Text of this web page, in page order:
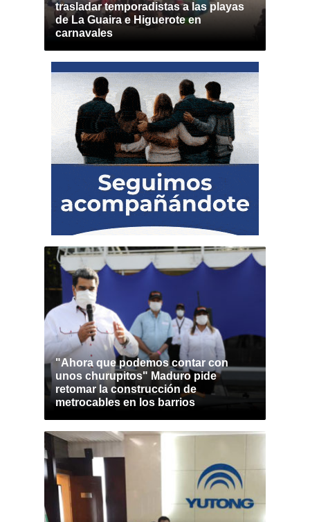
trasladar temporadistas a las playas
de La Guaira e Higuerote en
carnavales
"Ahora que podemos contar con
unos churupitos" Maduro pide
retomar la construcción de
metrocables en los barrios